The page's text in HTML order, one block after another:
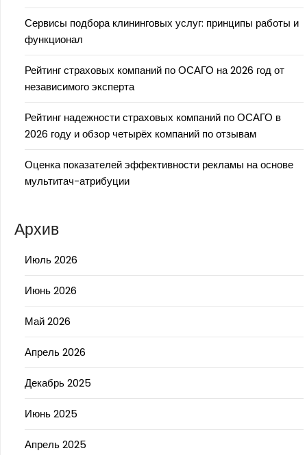
Сервисы подбора клининговых услуг: принципы работы и
функционал
Рейтинг страховых компаний по ОСАГО на 2026 год от
независимого эксперта
Рейтинг надежности страховых компаний по ОСАГО в
2026 году и обзор четырёх компаний по отзывам
Оценка показателей эффективности рекламы на основе
мультитач-атрибуции
Архив
Июль 2026
Июнь 2026
Май 2026
Апрель 2026
Декабрь 2025
Июнь 2025
Апрель 2025